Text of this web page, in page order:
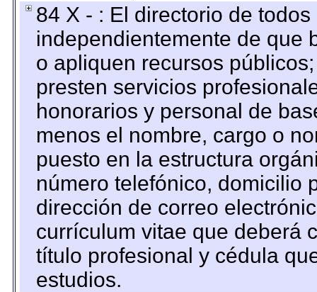
84 X - : El directorio de
independientemente de que
o apliquen recursos
presten servicios
honorarios y personal de
menos el nombre, cargo o
puesto en la estructura
número telefónico, domicilio
dirección de correo
currículum vitae que deberá
título profesional y cédula
estudios.